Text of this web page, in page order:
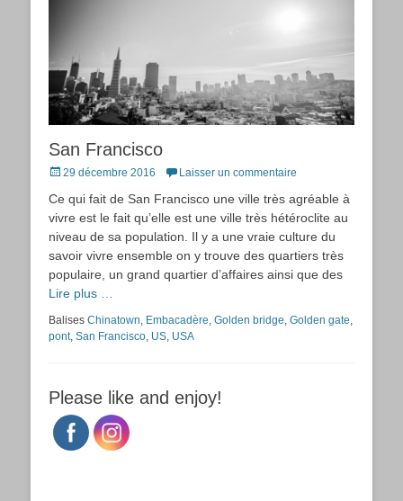
San Francisco
Posted
29 décembre 2016 Laisser un commentaire
Ce qui fait de San Francisco une ville très agréable à
vivre est le fait qu’elle est une ville très hétéroclite au
niveau de sa population. Il y a une vraie culture du
savoir vivre ensemble on y trouve des quartiers très
populaire, un grand quartier d’affaires ainsi que des
Lire plus …
Balises Chinatown, Embacadère, Golden bridge, Golden gate,
pont, San Francisco, US, USA
Please like and enjoy!